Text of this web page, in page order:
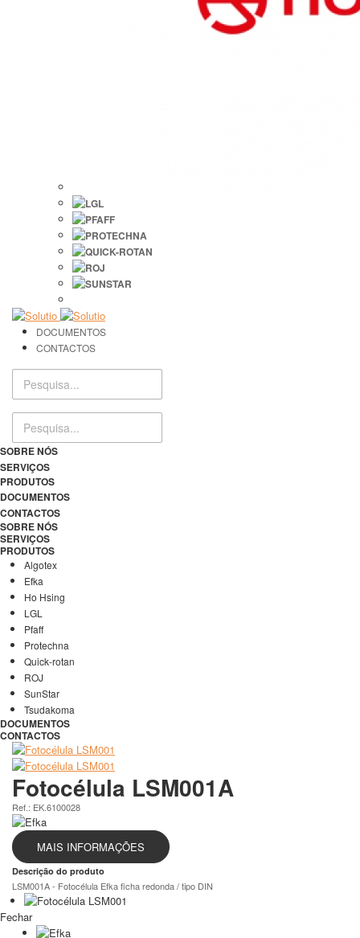
DOCUMENTOS
CONTACTOS
SOBRE NÓS
SERVIÇOS
PRODUTOS
DOCUMENTOS
CONTACTOS
SOBRE NÓS
SERVIÇOS
PRODUTOS
Algotex
Efka
Ho Hsing
LGL
Pfaff
Protechna
Quick-rotan
ROJ
SunStar
Tsudakoma
DOCUMENTOS
CONTACTOS
Fotocélula LSM001A
Ref.: EK.6100028
MAIS INFORMAÇÕES
Descrição do produto
LSM001A - Fotocélula Efka ficha redonda / tipo DIN
Fechar